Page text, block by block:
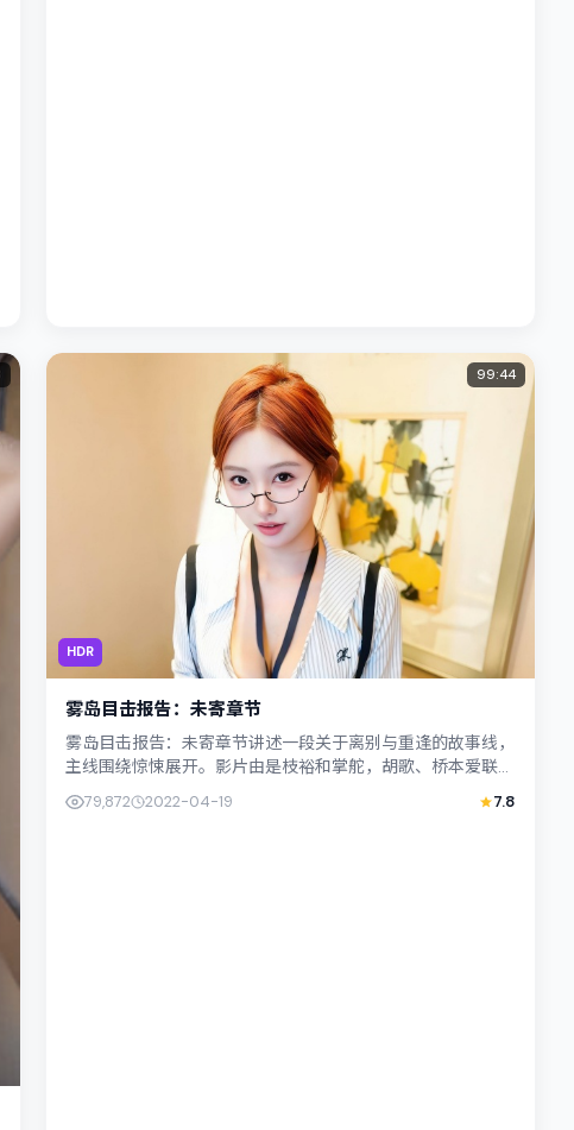
HDR
99:44
雾岛目击报告：未寄章节
雾岛目击报告：未寄章节讲述一段关于离别与重逢的故事线，
主线围绕惊悚展开。影片由是枝裕和掌舵，胡歌、桥本爱联合
出演；外景与中国台湾的城市纹理紧密结...
79,872 2022-04-19 7.8